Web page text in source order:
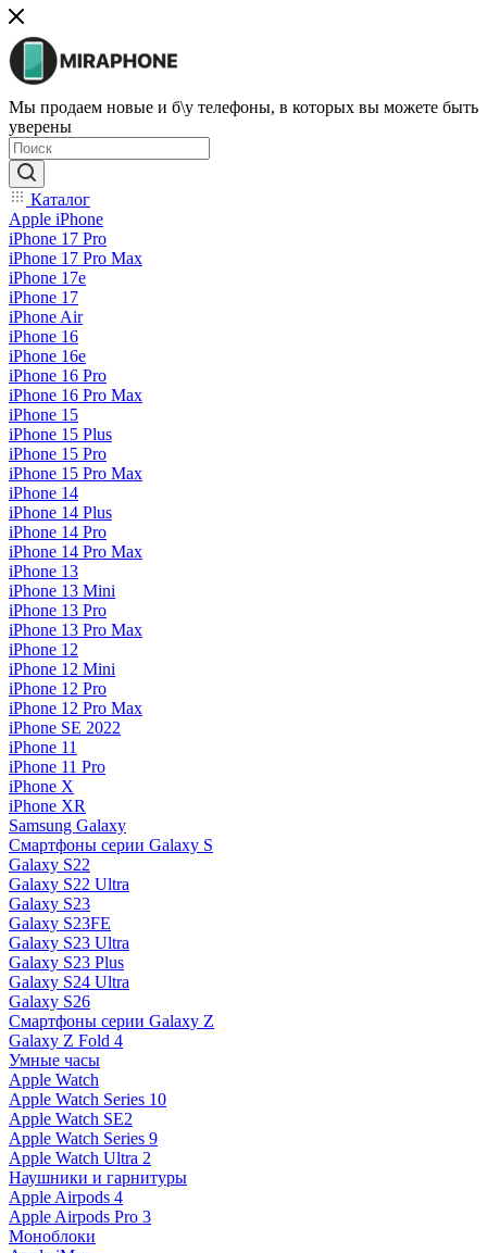
Мы продаем новые и б\у телефоны, в которых вы можете быть
уверены
Каталог
Apple iPhone
iPhone 17 Pro
iPhone 17 Pro Max
iPhone 17e
iPhone 17
iPhone Air
iPhone 16
iPhone 16e
iPhone 16 Pro
iPhone 16 Pro Max
iPhone 15
iPhone 15 Plus
iPhone 15 Pro
iPhone 15 Pro Max
iPhone 14
iPhone 14 Plus
iPhone 14 Pro
iPhone 14 Pro Max
iPhone 13
iPhone 13 Mini
iPhone 13 Pro
iPhone 13 Pro Max
iPhone 12
iPhone 12 Mini
iPhone 12 Pro
iPhone 12 Pro Max
iPhone SE 2022
iPhone 11
iPhone 11 Pro
iPhone X
iPhone XR
Samsung Galaxy
Смартфоны серии Galaxy S
Galaxy S22
Galaxy S22 Ultra
Galaxy S23
Galaxy S23FE
Galaxy S23 Ultra
Galaxy S23 Plus
Galaxy S24 Ultra
Galaxy S26
Смартфоны серии Galaxy Z
Galaxy Z Fold 4
Умные часы
Apple Watch
Apple Watch Series 10
Apple Watch SE2
Apple Watch Series 9
Apple Watch Ultra 2
Наушники и гарнитуры
Apple Airpods 4
Apple Airpods Pro 3
Моноблоки